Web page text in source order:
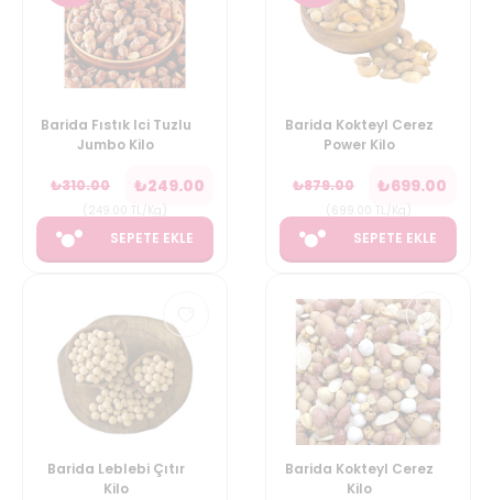
Barida Fıstık Ici Tuzlu
Jumbo Kilo
₺310.00 ₺249.00
SEPETE EKLE
Barida Kokteyl Cerez
Power Kilo
₺879.00 ₺699.00
SEPETE EKLE
Barida Leblebi Çıtır
Kilo
Barida Kokteyl Cerez
Kilo